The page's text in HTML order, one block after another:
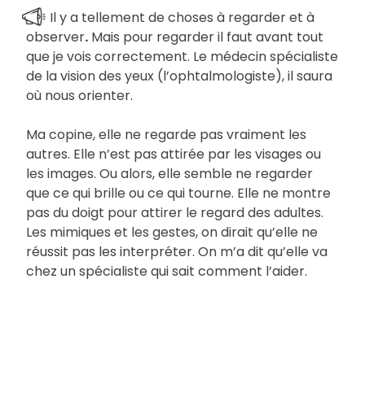
Il y a tellement de choses à regarder et à
observer. Mais pour regarder il faut avant tout
que je vois correctement. Le médecin spécialiste
de la vision des yeux (l’ophtalmologiste), il saura
où nous orienter.
Ma copine, elle ne regarde pas vraiment les
autres. Elle n’est pas attirée par les visages ou
les images. Ou alors, elle semble ne regarder
que ce qui brille ou ce qui tourne. Elle ne montre
pas du doigt pour attirer le regard des adultes.
Les mimiques et les gestes, on dirait qu’elle ne
réussit pas les interpréter. On m’a dit qu’elle va
chez un spécialiste qui sait comment l’aider.